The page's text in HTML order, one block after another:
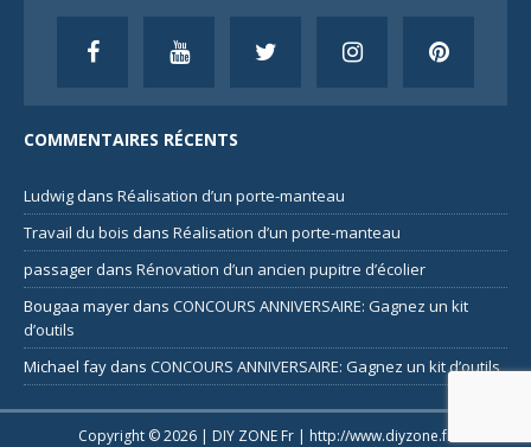
COMMENTAIRES RÉCENTS
Ludwigdans Réalisation d’un porte-manteau
Travail du bois dans Réalisation d’un porte-manteau
passagerdans Rénovation d’un ancien pupitre d’écolier
Bougaa mayerdans CONCOURS ANNIVERSAIRE: Gagnez un kit
d’outils
Michael faydans CONCOURS ANNIVERSAIRE: Gagnez un kit d’outils
Copyright © 2026 | DIY ZONE Fr | http://www.diyzone.fr